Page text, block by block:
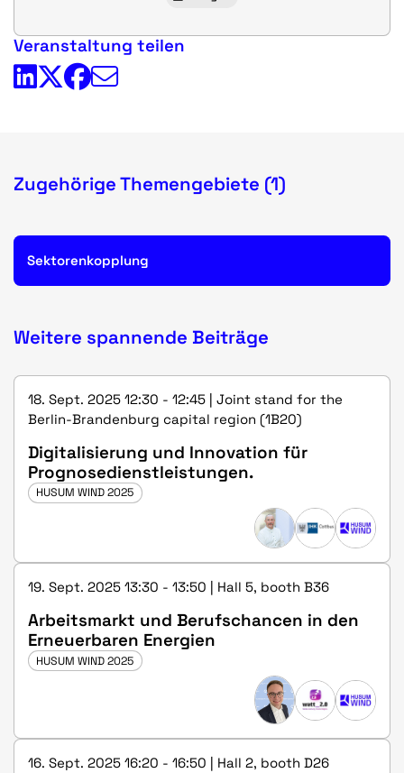
Veranstaltung teilen
Zugehörige Themengebiete (1)
Sektorenkopplung
Weitere spannende Beiträge
18. Sept. 2025 12:30 - 12:45 | Joint stand for the
Berlin-Brandenburg capital region (1B20)
Digitalisierung und Innovation für
Prognosedienstleistungen.
HUSUM WIND 2025
19. Sept. 2025 13:30 - 13:50 | Hall 5, booth B36
Arbeitsmarkt und Berufschancen in den
Erneuerbaren Energien
HUSUM WIND 2025
16. Sept. 2025 16:20 - 16:50 | Hall 2, booth D26